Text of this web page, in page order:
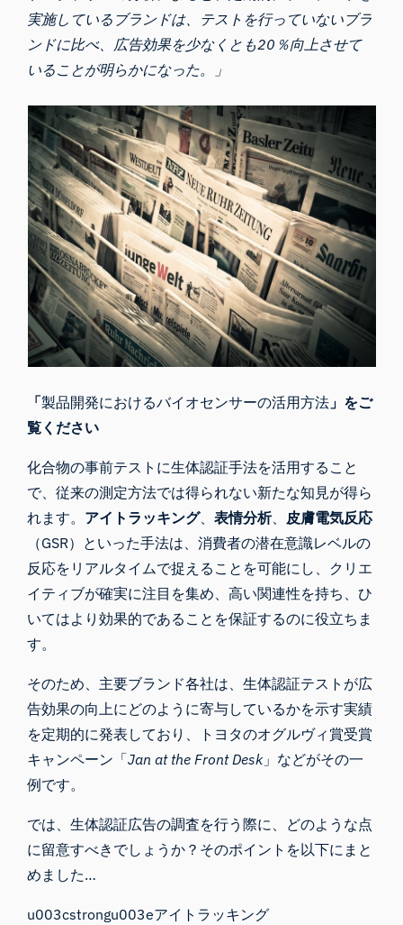
実施しているブランドは、テストを行っていないブラ
ンドに比べ、広告効果を少なくとも20％向上させて
いることが明らかになった。」
「製品開発におけるバイオセンサーの活用方法 」をご
覧ください
化合物の事前テストに生体認証手法を活用すること
で、従来の測定方法では得られない新たな知見が得ら
れます。 アイトラッキング、表情分析、 皮膚電気反応
（GSR）といった手法は、消費者の潜在意識レベルの
反応をリアルタイムで捉えることを可能にし、クリエ
イティブが確実に注目を集め、高い関連性を持ち、ひ
いてはより効果的であることを保証するのに役立ちま
す。
そのため、主要ブランド各社は、生体認証テストが広
告効果の向上にどのように寄与しているかを示す実績
を定期的に発表しており、トヨタのオグルヴィ賞受賞
キャンペーン「Jan at the Front Desk」などがその一
例です。
では、生体認証広告の調査を行う際に、どのような点
に留意すべきでしょうか？そのポイントを以下にまと
めました…
u003cstrongu003eアイトラッキング